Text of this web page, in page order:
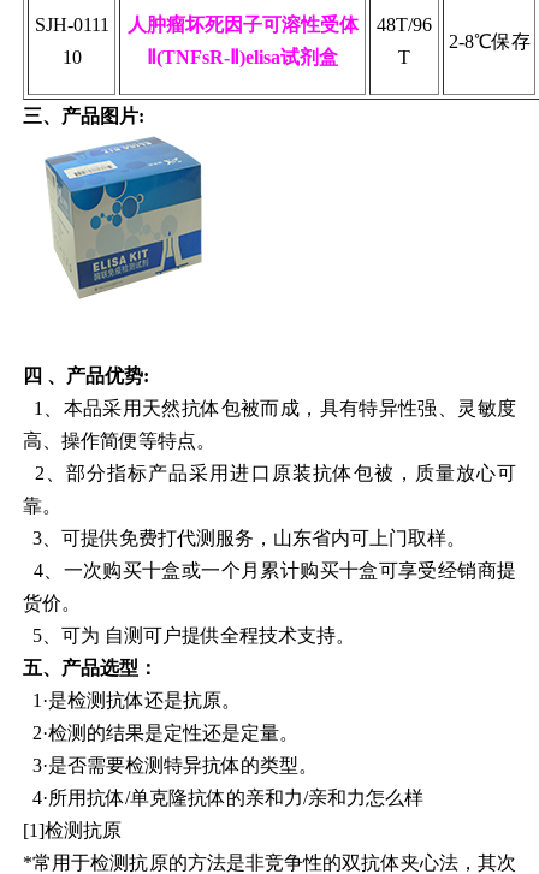
SJH-0111
10
人肿瘤坏死因子可溶性受体
Ⅱ(TNFsR-Ⅱ)elisa试剂盒
48T/96
T
2-8℃保存
三、 产品图片:
四 、 产品优势:
1、本品采用天然抗体包被而成，具有特异性强、灵敏度
高、操作简便等特点。
2、部分指标产品采用进口原装抗体包被，质量放心可
靠。
3、可提供免费打代测服务，山东省内可上门取样。
4、一次购买十盒或一个月累计购买十盒可享受经销商提
货价。
5、可为 自测可户提供全程技术支持。
五、 产品选型：
1·是检测抗体还是抗原。
2·检测的结果是定性还是定量。
3·是否需要检测特异抗体的类型。
4·所用抗体/单克隆抗体的亲和力/亲和力怎么样
[1]检测抗原
*常用于检测抗原的方法是非竞争性的双抗体夹心法，其次